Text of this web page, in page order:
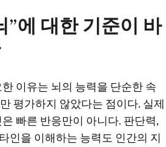
”에 대한 기준이 바
이유는 뇌의 능력을 단순한 속
평가하지 않았다는 점이다. 실제
빠른 반응만이 아니다. 판단력,
인을 이해하는 능력도 인간의 지